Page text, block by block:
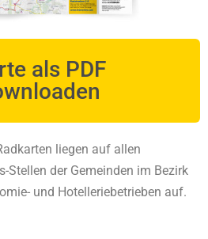
als PDF
liegen auf allen
der Gemeinden im Bezirk
und Hotelleriebetrieben auf.